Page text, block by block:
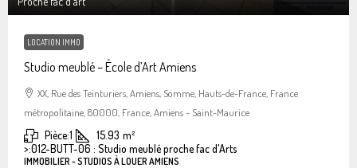
LOCATION IMMO
Studio meublé – École d’Art Amiens
XX, Rue des Teinturiers, Amiens, Somme, Hauts-de-France, France
métropolitaine, 80000, France, Amiens - Saint-Maurice
Pièce:1 15.93 m²
>:012-BUTT-06 : Studio meublé proche fac d'Arts
IMMOBILIER - STUDIOS À LOUER AMIENS